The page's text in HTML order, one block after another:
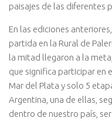
paisajes de las diferentes
En las ediciones
partida en la Rural de
la mitad llegaron a la
que significa participar en
Mar del Plata y solo 5
Argentina, una de ellas,
dentro de nuestro país,